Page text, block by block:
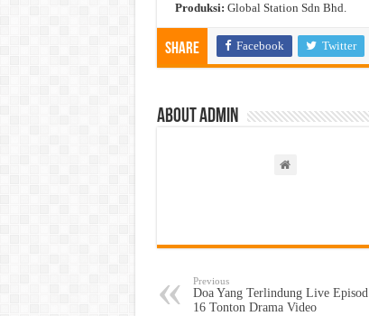
Produksi: Global Station Sdn Bhd.
Share Facebook Twitter
About admin
Previous
Doa Yang Terlindung Live Episod
16 Tonton Drama Video